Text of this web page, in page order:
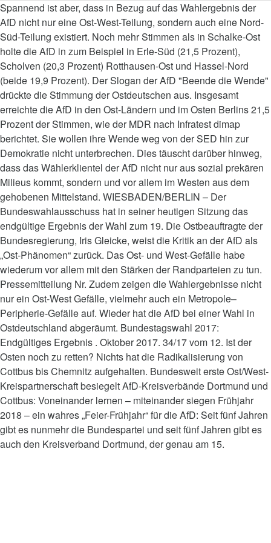
Spannend ist aber, dass in Bezug auf das Wahlergebnis der
AfD nicht nur eine Ost-West-Teilung, sondern auch eine Nord-
Süd-Teilung existiert. Noch mehr Stimmen als in Schalke-Ost
holte die AfD in zum Beispiel in Erle-Süd (21,5 Prozent),
Scholven (20,3 Prozent) Rotthausen-Ost und Hassel-Nord
(beide 19,9 Prozent). Der Slogan der AfD "Beende die Wende"
drückte die Stimmung der Ostdeutschen aus. Insgesamt
erreichte die AfD in den Ost-Ländern und im Osten Berlins 21,5
Prozent der Stimmen, wie der MDR nach Infratest dimap
berichtet. Sie wollen ihre Wende weg von der SED hin zur
Demokratie nicht unterbrechen. Dies täuscht darüber hinweg,
dass das Wählerklientel der AfD nicht nur aus sozial prekären
Milieus kommt, sondern und vor allem im Westen aus dem
gehobenen Mittelstand. WIESBADEN/BERLIN – Der
Bundeswahlausschuss hat in seiner heutigen Sitzung das
endgültige Ergebnis der Wahl zum 19. Die Ostbeauftragte der
Bundesregierung, Iris Gleicke, weist die Kritik an der AfD als
„Ost-Phänomen“ zurück. Das Ost- und West-Gefälle habe
wiederum vor allem mit den Stärken der Randparteien zu tun.
Pressemitteilung Nr. Zudem zeigen die Wahlergebnisse nicht
nur ein Ost-West Gefälle, vielmehr auch ein Metropole–
Peripherie-Gefälle auf. Wieder hat die AfD bei einer Wahl in
Ostdeutschland abgeräumt. Bundestagswahl 2017:
Endgültiges Ergebnis . Oktober 2017. 34/17 vom 12. Ist der
Osten noch zu retten? Nichts hat die Radikalisierung von
Cottbus bis Chemnitz aufgehalten. Bundesweit erste Ost/West-
Kreispartnerschaft besiegelt AfD-Kreisverbände Dortmund und
Cottbus: Voneinander lernen – miteinander siegen Frühjahr
2018 – ein wahres „Feier-Frühjahr“ für die AfD: Seit fünf Jahren
gibt es nunmehr die Bundespartei und seit fünf Jahren gibt es
auch den Kreisverband Dortmund, der genau am 15.